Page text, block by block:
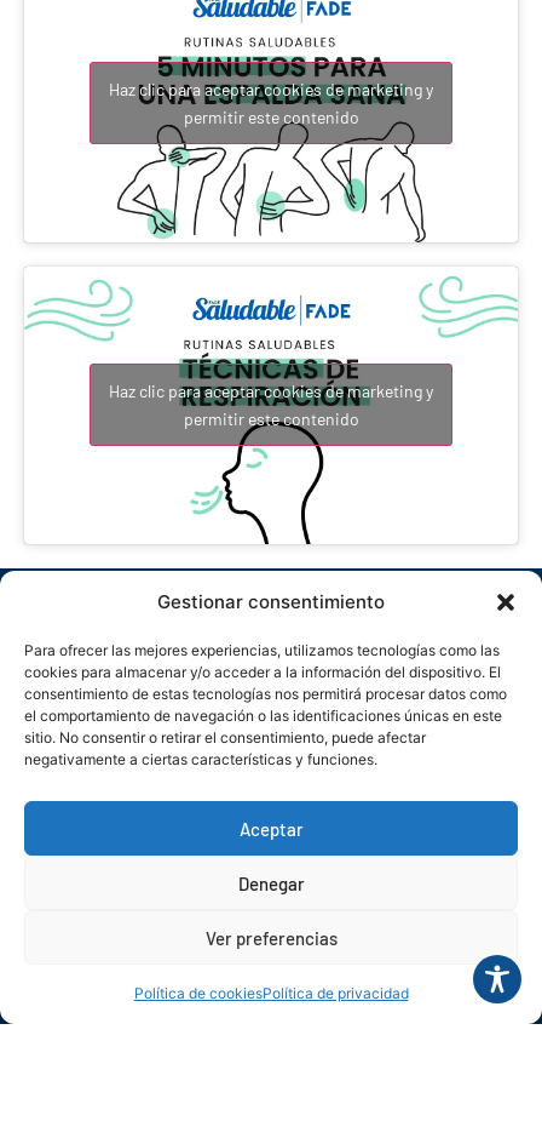
Gestionar consentimiento
Para ofrecer las mejores experiencias, utilizamos tecnologías como las
cookies para almacenar y/o acceder a la información del dispositivo. El
consentimiento de estas tecnologías nos permitirá procesar datos como
el comportamiento de navegación o las identificaciones únicas en este
sitio. No consentir o retirar el consentimiento, puede afectar
negativamente a ciertas características y funciones.
Aceptar
Denegar
Ver preferencias
Política de cookiesPolítica de privacidad
Haz clic para aceptar cookies de marketing y
permitir este contenido
Haz clic para aceptar cookies de marketing y
permitir este contenido
Comprometidos con los intereses
FADE